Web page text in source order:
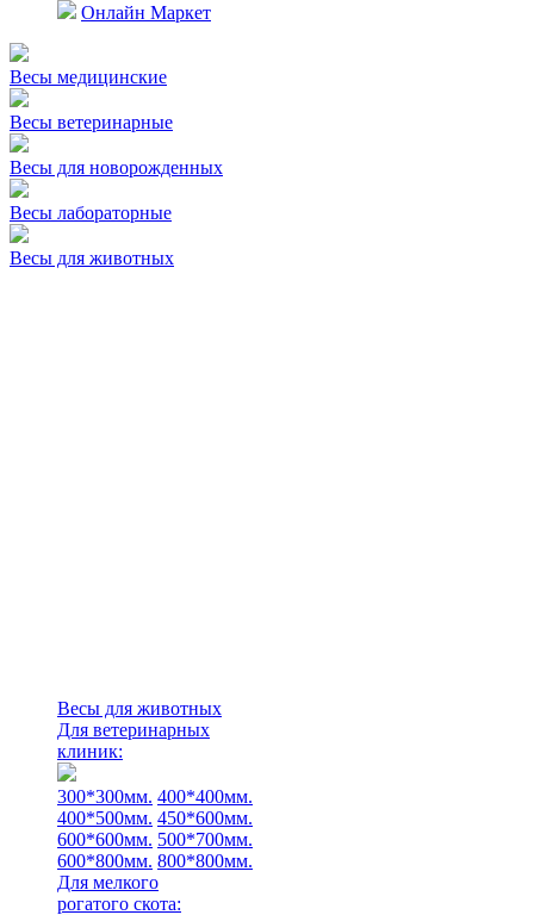
Онлайн Маркет
Весы медицинские
Весы ветеринарные
Весы для новорожденных
Весы лабораторные
Весы для животных
Весы для животных
Для ветеринарных
клиник:
300*300мм. 400*400мм.
400*500мм. 450*600мм.
600*600мм. 500*700мм.
600*800мм. 800*800мм.
Для мелкого
рогатого скота: